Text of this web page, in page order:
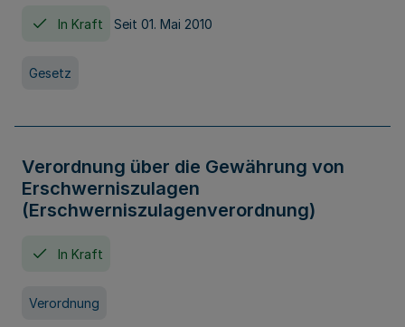
In Kraft Seit 01. Mai 2010
Gesetz
Verordnung über die Gewährung von
Erschwerniszulagen
(Erschwerniszulagenverordnung)
In Kraft
Verordnung